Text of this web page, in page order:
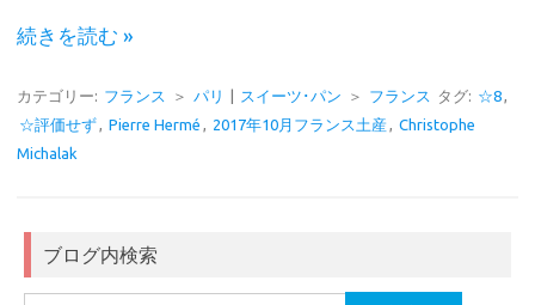
続きを読む »
カテゴリー: フランス ＞ パリ スイーツ･パン ＞ フランス タグ: ☆8,
☆評価せず, Pierre Hermé , 2017年10月フランス土産, Christophe
Michalak
ブログ内検索